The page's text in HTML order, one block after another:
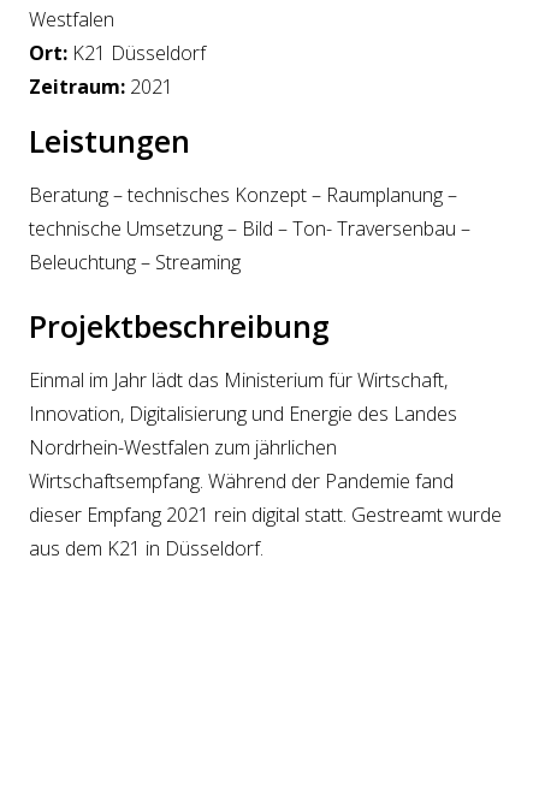
Westfalen
Ort: K21 Düsseldorf
Zeitraum: 2021
Leistungen
Beratung – technisches Konzept – Raumplanung –
technische Umsetzung – Bild – Ton- Traversenbau –
Beleuchtung – Streaming
Projektbeschreibung
Einmal im Jahr lädt das Ministerium für Wirtschaft,
Innovation, Digitalisierung und Energie des Landes
Nordrhein-Westfalen zum jährlichen
Wirtschaftsempfang. Während der Pandemie fand
dieser Empfang 2021 rein digital statt. Gestreamt wurde
aus dem K21 in Düsseldorf.